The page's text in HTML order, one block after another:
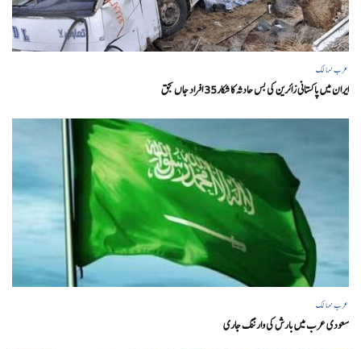
عرب ممالک
ایران میں پاکستانی زائرین کی بس حادثہ کا شکار35 افراد جاں بحق
عرب ممالک
سعودی عرب میں بارش کی وارننگ جاری